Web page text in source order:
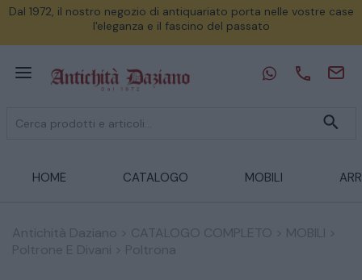
Dal 1972, il nostro negozio di antiquariato porta nelle vostre case
l'eleganza e il fascino del passato
HOME CATALOGO MOBILI
Antichità Daziano CATALOGO COMPLETO MOBILI
Poltrone E Divani
Poltrona